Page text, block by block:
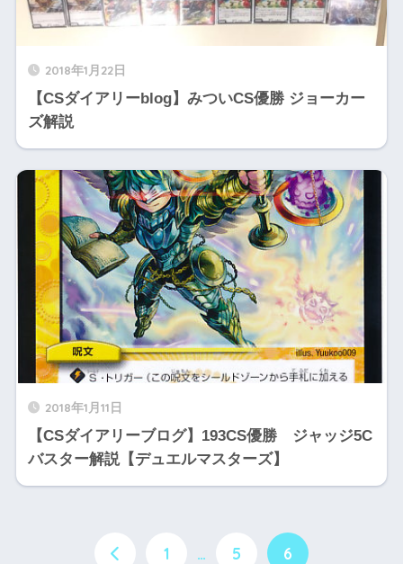
2018年1月22日
【CSダイアリーblog】みついCS優勝 ジョーカー
ズ解説
2018年1月11日
【CSダイアリーブログ】193CS優勝 ジャッジ5C
バスター解説【デュエルマスターズ】
1 … 5 6